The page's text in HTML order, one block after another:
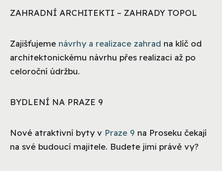
ZAHRADNÍ ARCHITEKTI – ZAHRADY TOPOL
Zajišťujeme návrhy a realizace zahrad na klíč od
architektonickému návrhu přes realizaci až po
celoroční údržbu.
BYDLENÍ NA PRAZE 9
Nové atraktivní byty v Praze 9 na Proseku čekají
na své budoucí majitele. Budete jimi právě vy?